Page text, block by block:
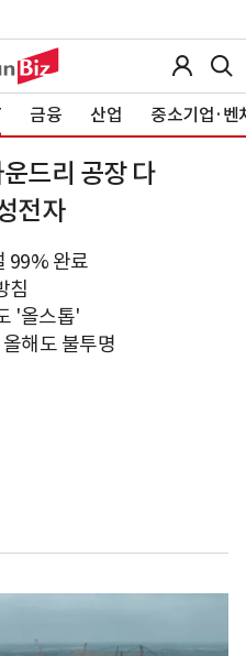
금융 산업 중소기업·벤
드리 공장 다
전자
99% 완료
침
'올스톱'
해도 불투명